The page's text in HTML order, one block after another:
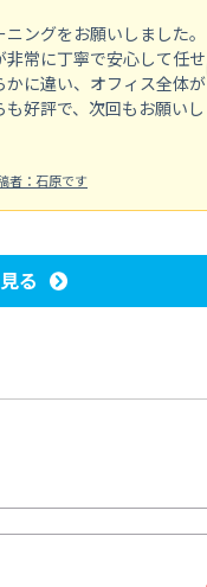
ングをお願いしました。
常に丁寧で安心して任せ
に違い、オフィス全体が
好評で、次回もお願いし
者：石原です
る